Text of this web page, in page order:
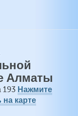
Алматы
193 Нажмите
карте